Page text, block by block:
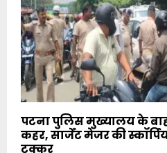
पटना पुलिस मुख्यालय के
कहर, सार्जेंट मेजर की
टक्कर